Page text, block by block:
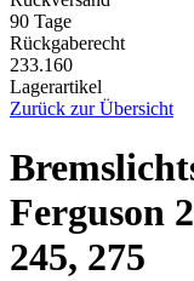
90 Tage
Rückgaberecht
233.160
Lagerartikel
Zurück zur Übersicht
Ferguson
245, 275